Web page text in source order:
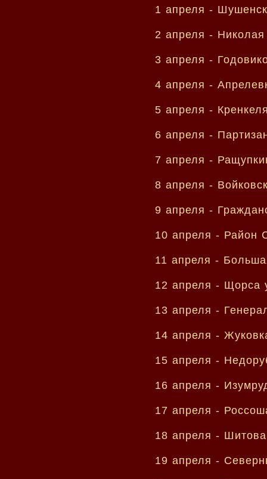
1 апреля -
2 апреля -
3 апреля -
4 апреля -
5 апреля -
6 апреля -
7 апреля -
8 апреля -
9 апреля -
10 апреля - Район
11 апреля -
12 апреля - Щорса
13 апреля -
14 апреля -
15 апреля -
16 апреля -
17 апреля -
18 апреля -
19 апреля -